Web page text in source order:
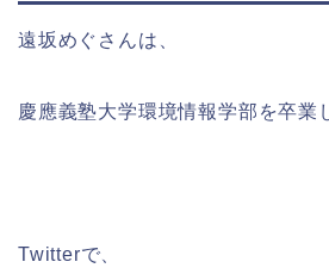
遠坂めぐさんは、
慶應義塾大学環境情報学部を卒業
Twitterで、